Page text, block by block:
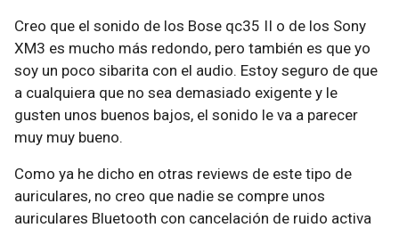
Creo que el sonido de los Bose qc35 II o de los Sony
XM3 es mucho más redondo, pero también es que yo
soy un poco sibarita con el audio. Estoy seguro de que
a cualquiera que no sea demasiado exigente y le
gusten unos buenos bajos, el sonido le va a parecer
muy muy bueno.
Como ya he dicho en otras reviews de este tipo de
auriculares, no creo que nadie se compre unos
auriculares Bluetooth con cancelación de ruido activa